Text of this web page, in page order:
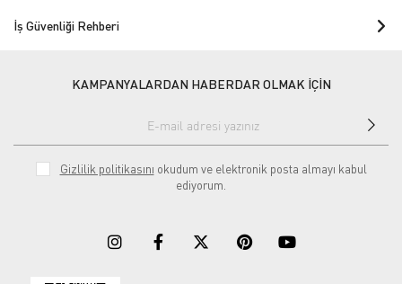
İş Güvenliği Rehberi
KAMPANYALARDAN HABERDAR OLMAK İÇİN
Gizlilik politikasını okudum ve elektronik posta almayı kabul
ediyorum.